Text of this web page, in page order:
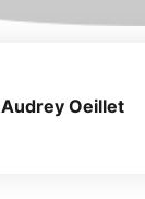
Audrey Oeillet